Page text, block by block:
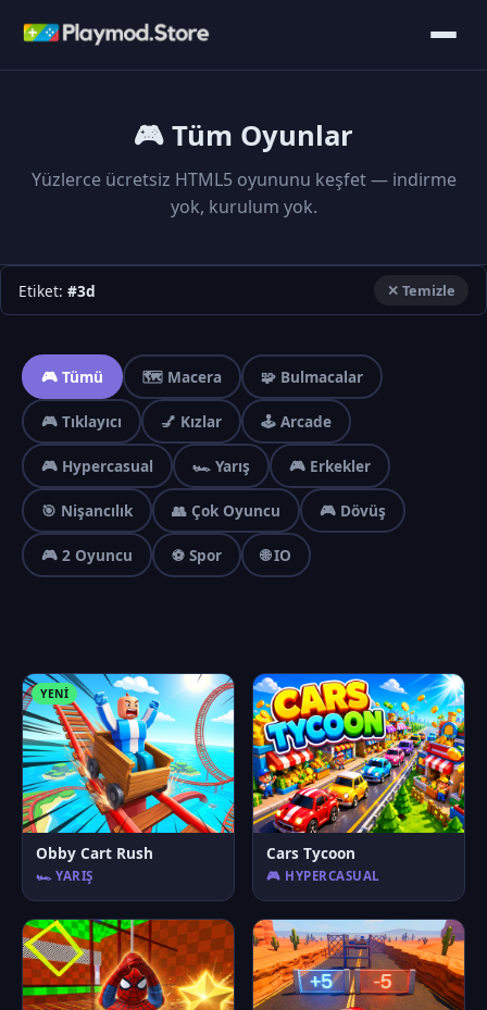
🎮 Tüm Oyunlar
Yüzlerce ücretsiz HTML5 oyununu keşfet — indirme
yok, kurulum yok.
Etiket: #3d ✕ Temizle
🎮 Tümü 🗺️ Macera 🧩 Bulmacalar
🎮 Tıklayıcı 💅 Kızlar 🕹️ Arcade
🎮 Hypercasual 🏎️ Yarış 🎮 Erkekler
🎯 Nişancılık 👥 Çok Oyuncu 🎮 Dövüş
🎮 2 Oyuncu ⚽ Spor 🌐 IO
YENI
Obby Cart Rush
🏎️ YARIŞ
Cars Tycoon
🎮 HYPERCASUAL